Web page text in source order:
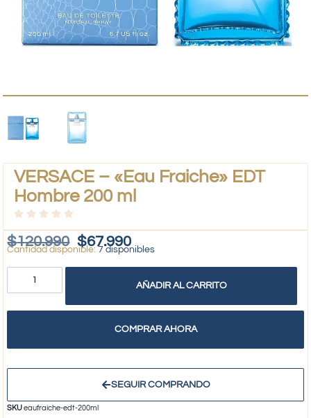
VERSACE – «Eau Fraiche» EDT
Hombre 200 ml
$120.990 $67.990
7 disponibles
AÑADIR AL CARRITO
COMPRAR AHORA
SEGUIR COMPRANDO
SKUeaufraiche-edt-200ml